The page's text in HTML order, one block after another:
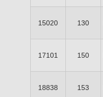
15020 130
17101 150
18838 153